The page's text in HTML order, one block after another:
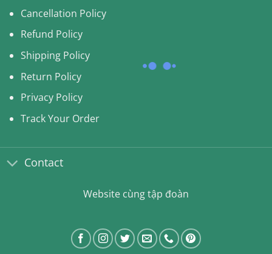
Cancellation Policy
Refund Policy
Shipping Policy
Return Policy
Privacy Policy
Track Your Order
Contact
Website cùng tập đoàn